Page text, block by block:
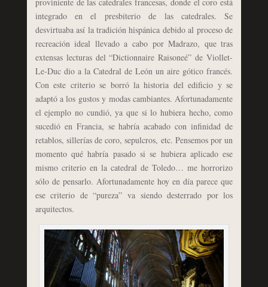
integrado en el presbiterio de las catedrales. Se
desvirtuaba así la tradición hispánica debido al proceso de
recreación ideal llevado a cabo por Madrazo, que tras
extensas lecturas del “Dictionnaire Raisoneé” de Viollet-
Le-Duc dio a la Catedral de León un aire gótico francés.
Con este criterio se borró la historia del edificio y se
adaptó a los gustos y modas cambiantes. Afortunadamente
el ejemplo no cundió, ya que si lo hubiera hecho, como
sucedió en Francia, se habría acabado con infinidad de
retablos, sillerías de coro, sepulcros, etc. Pensemos por un
momento qué habría pasado si se hubiera aplicado ese
mismo criterio en la catedral de Toledo… me horrorizo
sólo de pensarlo. Afortunadamente hoy en día parece que
ese criterio de “pureza” va siendo desterrado por los
arquitectos.